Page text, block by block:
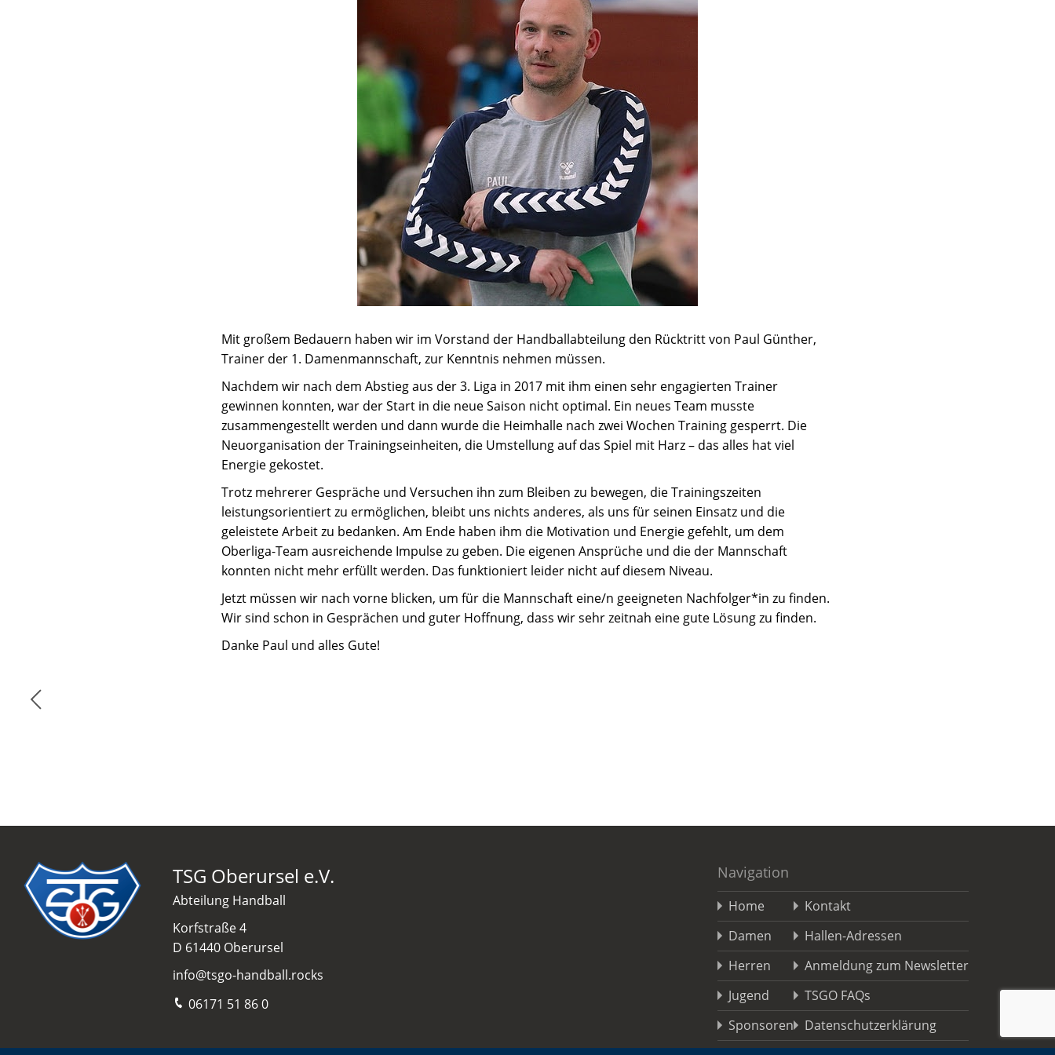
Mit großem Bedauern haben wir im Vorstand der Handballabteilung den Rücktritt von Paul Günther,
Trainer der 1. Damenmannschaft, zur Kenntnis nehmen müssen.
Nachdem wir nach dem Abstieg aus der 3. Liga in 2017 mit ihm einen sehr engagierten Trainer
gewinnen konnten, war der Start in die neue Saison nicht optimal. Ein neues Team musste
zusammengestellt werden und dann wurde die Heimhalle nach zwei Wochen Training gesperrt. Die
Neuorganisation der Trainingseinheiten, die Umstellung auf das Spiel mit Harz – das alles hat viel
Energie gekostet.
Trotz mehrerer Gespräche und Versuchen ihn zum Bleiben zu bewegen, die Trainingszeiten
leistungsorientiert zu ermöglichen, bleibt uns nichts anderes, als uns für seinen Einsatz und die
geleistete Arbeit zu bedanken. Am Ende haben ihm die Motivation und Energie gefehlt, um dem
Oberliga-Team ausreichende Impulse zu geben. Die eigenen Ansprüche und die der Mannschaft
konnten nicht mehr erfüllt werden. Das funktioniert leider nicht auf diesem Niveau.
Jetzt müssen wir nach vorne blicken, um für die Mannschaft eine/n geeigneten Nachfolger*in zu finden.
Wir sind schon in Gesprächen und guter Hoffnung, dass wir sehr zeitnah eine gute Lösung zu finden.
Danke Paul und alles Gute!
TSG Oberursel e.V.
Abteilung Handball
Korfstraße 4
D 61440 Oberursel
info@tsgo-handball.rocks
06171 51 86 0
Navigation
Home
Damen
Herren
Jugend
Sponsoren
Kontakt
Hallen-Adressen
Anmeldung zum Newsletter
TSGO FAQs
Datenschutzerklärung